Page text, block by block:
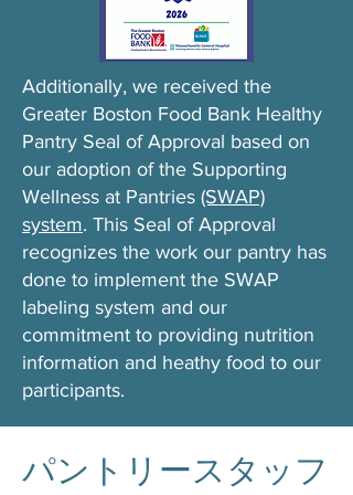
Additionally, we received the
Greater Boston Food Bank Healthy
Pantry Seal of Approval based on
our adoption of the Supporting
Wellness at Pantries (SWAP)
system. This Seal of Approval
recognizes the work our pantry has
done to implement the SWAP
labeling system and our
commitment to providing nutrition
information and heathy food to our
participants.
パントリースタッフ